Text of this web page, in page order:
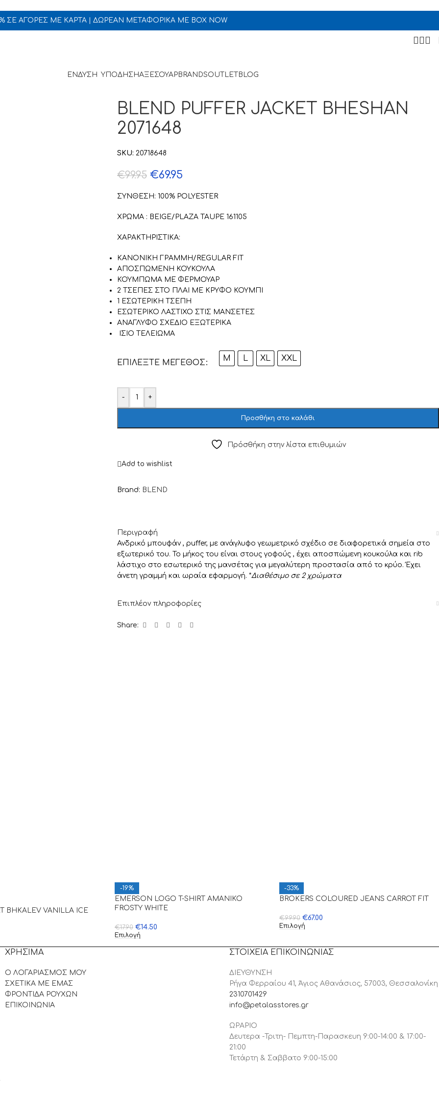
ΣΕ ΑΓΟΡΕΣ ΜΕ ΚΑΡΤΑ | ΔΩΡΕΑΝ ΜΕΤΑΦΟΡΙΚΑ ΜΕ BOX NOW
ΕΝΔΥΣΗ ΥΠΟΔΗΣΗΑΞΕΣΟΥΑΡ BRANDSOUTLET BLOG
BLEND PUFFER JACKET BHESHAN
2071648
SKU: 20718648
€99.95 €69.95
ΣΥΝΘΕΣΗ: 100% POLYESTER
ΧΡΩΜΑ : BEIGE/PLAZA TAUPE 161105
ΧΑΡΑΚΤΗΡΙΣΤΙΚΑ:
ΚΑΝΟΝΙΚΗ ΓΡΑΜΜΗ/REGULAR FIT
ΑΠΟΣΠΩΜΕΝΗ ΚΟΥΚΟΥΛΑ
ΚΟΥΜΠΩΜΑ ΜΕ ΦΕΡΜΟΥΑΡ
2 ΤΣΕΠΕΣ ΣΤΟ ΠΛΑΙ ΜΕ ΚΡΥΦΟ ΚΟΥΜΠΙ
1 ΕΣΩΤΕΡΙΚΗ ΤΣΕΠΗ
ΕΣΩΤΕΡΙΚΟ ΛΑΣΤΙΧΟ ΣΤΙΣ ΜΑΝΣΕΤΕΣ
ΑΝΑΓΛΥΦΟ ΣΧΕΔΙΟ ΕΞΩΤΕΡΙΚΑ
ΙΣΙΟ ΤΕΛΕΙΩΜΑ
ΕΠΙΛΈΞΤΕ ΜΈΓΕΘΟΣ M L XL XXL
- +
Προσθήκη στο καλάθι
Πρόσθήκη στην λίστα επιθυμιών
Add to wishlist
Brand: BLEND
Περιγραφή
Ανδρικό μπουφάν , puffer, με ανάγλυφο γεωμετρικό σχέδιο σε διαφορετικά σημεία στο
εξωτερικό του. Το μήκος του είναι στους γοφούς , έχει αποσπώμενη κουκούλα και rib
λάστιχο στο εσωτερικό της μανσέτας για μεγαλύτερη προστασία από το κρύο. Έχει
άνετη γραμμή και ωραία εφαρμογή. *Διαθέσιμο σε 2 χρώματα
Επιπλέον πληροφορίες
Share:
BHKALEV VANILLA ICE
-19%
EMERSON LOGO T-SHIRT ΑΜΑΝΙΚΟ
FROSTY WHITE
€17.90 €14.50
Επιλογή
-33%
BROKERS COLOURED JEANS CARROT FIT
€99.90 €67.00
Επιλογή
ΧΡΗΣΙΜΑ
Ο ΛΟΓΑΡΙΑΣΜΟΣ ΜΟΥ
ΣΧΕΤΙΚΑ ΜΕ ΕΜΑΣ
ΦΡΟΝΤΙΔΑ ΡΟΥΧΩΝ
ΕΠΙΚΟΙΝΩΝΙΑ
ΣΤΟΙΧΕΙΑ ΕΠΙΚΟΙΝΩΝΙΑΣ
ΔΙΕΥΘΥΝΣΗ
Ρήγα Φερραίου 41, Άγιος Αθανάσιος, 57003, Θεσσαλονίκη
2310701429
info@petalasstores.gr
ΩΡΑΡΙΟ
Δευτερα -Τριτη- Πεμπτη-Παρασκευη 9:00-14:00 & 17:00-
21:00
Τετάρτη & Σαββατο 9:00-15:00